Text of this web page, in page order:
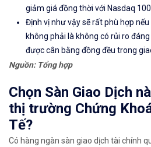
giảm giá đồng thời với Nasdaq 100.
Định vị như vậy sẽ rất phù hợp
không phải là không có rủi ro
được cân bằng đồng đều trong
Nguồn: Tổng hợp
Chọn Sàn Giao Dịch
thị trường Chứng
Tế?
Có hàng ngàn sàn giao dịch tài chính